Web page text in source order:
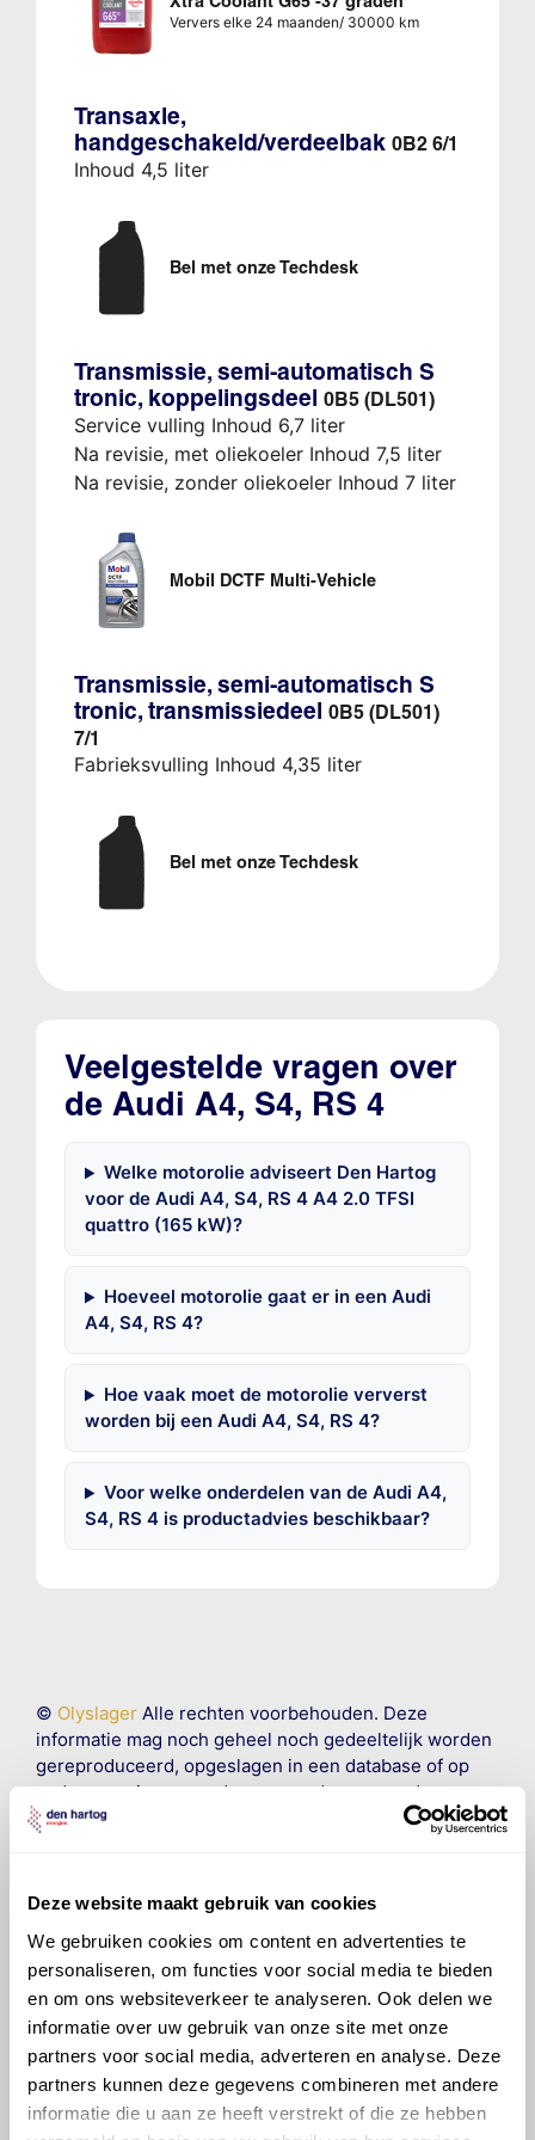
Deze website maakt gebruik van cookies
We gebruiken cookies om content en advertenties te
personaliseren, om functies voor social media te bieden
en om ons websiteverkeer te analyseren. Ook delen we
informatie over uw gebruik van onze site met onze
partners voor social media, adverteren en analyse. Deze
partners kunnen deze gegevens combineren met andere
informatie die u aan ze heeft verstrekt of die ze hebben
Ververs elke 24 maanden/ 30000 km
Transaxle,
handgeschakeld/verdeelbak 0B2 6/1
Inhoud 4,5 liter
Bel met onze Techdesk
Transmissie, semi-automatisch S
tronic, koppelingsdeel 0B5 (DL501)
Service vulling Inhoud 6,7 liter
Na revisie, met oliekoeler Inhoud 7,5 liter
Na revisie, zonder oliekoeler Inhoud 7 liter
Mobil DCTF Multi-Vehicle
Transmissie, semi-automatisch S
tronic, transmissiedeel 0B5 (DL501)
7/1
Fabrieksvulling Inhoud 4,35 liter
Bel met onze Techdesk
Veelgestelde vragen over
de Audi A4, S4, RS 4
Welke motorolie adviseert Den Hartog
voor de Audi A4, S4, RS 4 A4 2.0 TFSI
quattro (165 kW)?
Hoeveel motorolie gaat er in een Audi
A4, S4, RS 4?
Hoe vaak moet de motorolie ververst
worden bij een Audi A4, S4, RS 4?
Voor welke onderdelen van de Audi A4,
S4, RS 4 is productadvies beschikbaar?
© OlyslagerAlle rechten voorbehouden. Deze
informatie mag noch geheel noch gedeeltelijk worden
gereproduceerd, opgeslagen in een database of op
andere manieren worden overgedragen zonder
voorafgaande schriftelijke toestemming van Olyslager
en compleet mogelijk zijn, wordt geen
wettelijke verplichting bestaat, voor schade of verlies
veroorzaakt door fouten of omissies in de verstrekte
informatie. Door deze olieaanbevelingsinformatie te
raadplegen en te gebruiken erkent de gebruiker dat
hij/zij de ervaring, de kennis en het vermogen heeft
om de vereiste onderhoudswerkzaamheden op een
veilige en verantwoorde manier uit te voeren. Hij/zij
vrijwaart en indemniseert de uitgever enDen Hartog